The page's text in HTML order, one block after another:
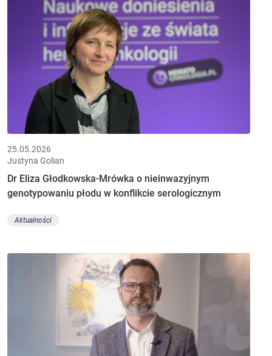
25.05.2026
Justyna Golian
Dr Eliza Głodkowska-Mrówka o nieinwazyjnym
genotypowaniu płodu w konflikcie serologicznym
Aktualności